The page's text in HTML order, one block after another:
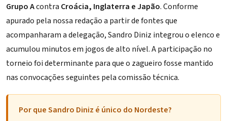
Grupo Acontra Croácia, Inglaterra e Japão. Conforme
apurado pela nossa redação a partir de fontes que
acompanharam a delegação, Sandro Diniz integrou o elenco e
acumulou minutos em jogos de alto nível. A participação no
torneio foi determinante para que o zagueiro fosse mantido
nas convocações seguintes pela comissão técnica.
Por que Sandro Diniz é único do Nordeste?